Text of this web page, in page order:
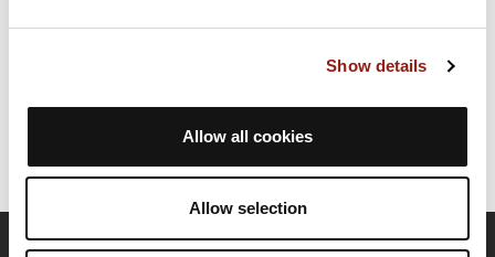
Show details
Allow all cookies
Allow selection
Dernière modification de la fiche parcours: 20 mai 2026 à 11:34:40.